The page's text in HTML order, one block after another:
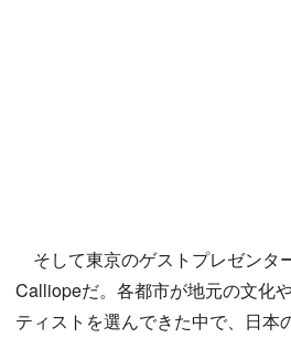
そして東京のゲストプレゼンタ
Calliopeだ。各都市が地元の文化
ティストを選んできた中で、日本